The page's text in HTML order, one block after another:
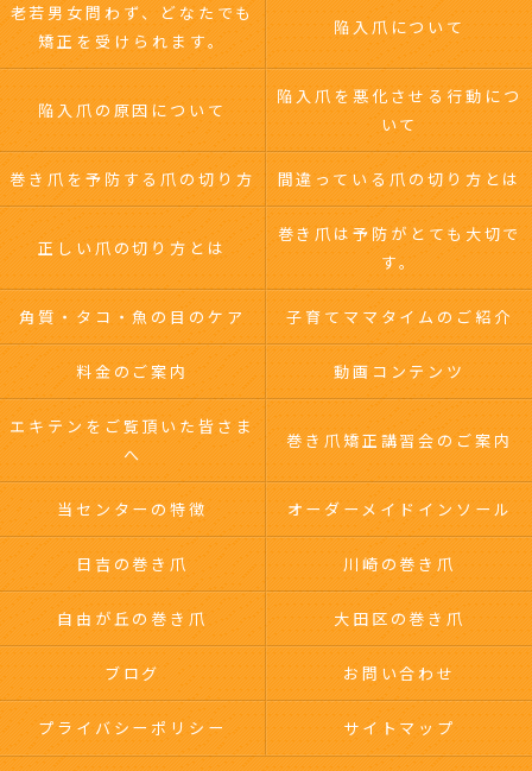
老若男女問わず、どなたでも
矯正を受けられます。
陥入爪について
陥入爪の原因について
陥入爪を悪化させる行動につ
いて
巻き爪を予防する爪の切り方 間違っている爪の切り方とは
正しい爪の切り方とは
巻き爪は予防がとても大切で
す。
角質・タコ・魚の目のケア 子育てママタイムのご紹介
料金のご案内 動画コンテンツ
エキテンをご覧頂いた皆さま
へ
巻き爪矯正講習会のご案内
当センターの特徴 オーダーメイドインソール
日吉の巻き爪 川崎の巻き爪
自由が丘の巻き爪 大田区の巻き爪
ブログ お問い合わせ
プライバシーポリシー サイトマップ